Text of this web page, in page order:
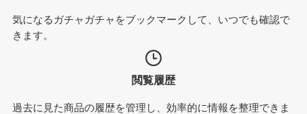
気になるガチャガチャをブックマークして、いつでも確認で
きます。
閲覧履歴
過去に見た商品の履歴を管理し、効率的に情報を整理できま